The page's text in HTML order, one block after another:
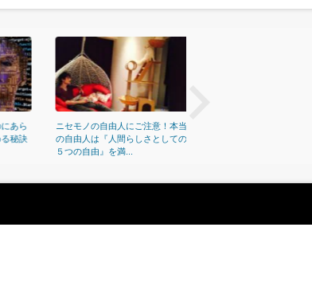
ニセモノの自由人にご注意！本当
の自由人は『人間らしさとしての
５つの自由』を満...